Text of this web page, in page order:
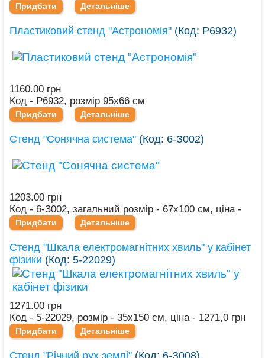
Придбати Детальніше
Пластиковий стенд "Астрономія" (Код: Р6932)
1160.00 грн
Код - Р6932, розмір 95х66 см
Придбати Детальніше
Стенд "Сонячна система" (Код: 6-З002)
1203.00 грн
Код - 6-З002, загальний розмір - 67х100 см, ціна -
1203,0 грн
Придбати Детальніше
Стенд "Шкала електромагнітних хвиль" у кабінет
фізики (Код:5-22029)
1271.00 грн
Код - 5-22029, розмір - 35х150 см, ціна - 1271,0 грн
Придбати Детальніше
Стенд "Річний рух землі" (Код: 6-З008)